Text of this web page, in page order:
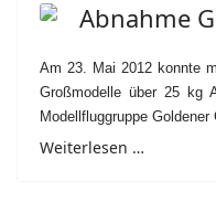
Abnahme
Am 23. Mai 2012 konnte
Großmodelle über 25 kg
Modellfluggruppe Goldener
Weiterlesen …